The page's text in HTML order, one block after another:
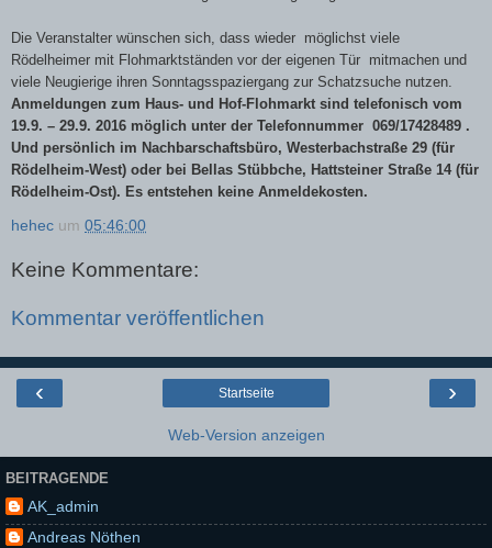
Die Veranstalter wünschen sich, dass wieder möglichst viele
Rödelheimer mit Flohmarktständen vor der eigenen Tür mitmachen und
viele Neugierige ihren Sonntagsspaziergang zur Schatzsuche nutzen.
Anmeldungen zum Haus- und Hof-Flohmarkt sind telefonisch vom
19.9. – 29.9. 2016 möglich unter der Telefonnummer 069/17428489 .
Und persönlich im Nachbarschaftsbüro, Westerbachstraße 29 (für
Rödelheim-West) oder bei Bellas Stübbche, Hattsteiner Straße 14 (für
Rödelheim-Ost). Es entstehen keine Anmeldekosten.
hehec um 05:46:00
Keine Kommentare:
Kommentar veröffentlichen
‹ ›
Startseite
Web-Version anzeigen
BEITRAGENDE
AK_admin
Andreas Nöthen